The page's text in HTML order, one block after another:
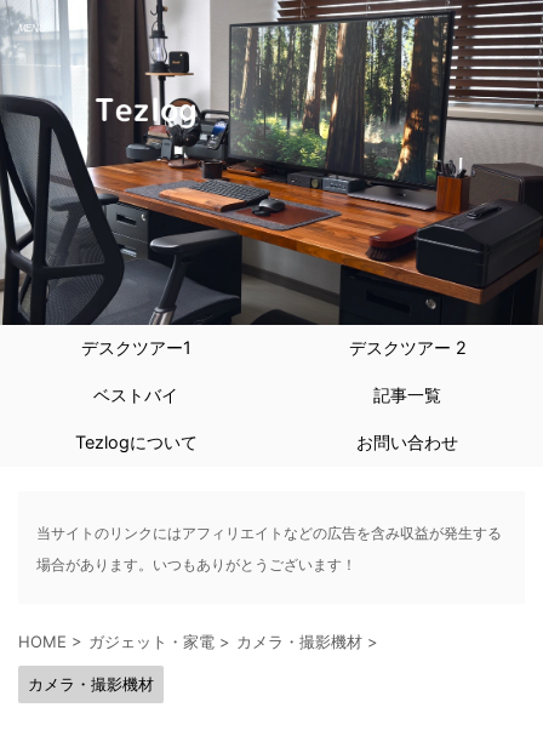
デスクツアー1 デスクツアー 2
ベストバイ 記事一覧
Tezlogについて お問い合わせ
当サイトのリンクにはアフィリエイトなどの広告を含み収益が発生する
場合があります。いつもありがとうございます！
HOME > ガジェット・家電 > カメラ・撮影機材 >
カメラ・撮影機材